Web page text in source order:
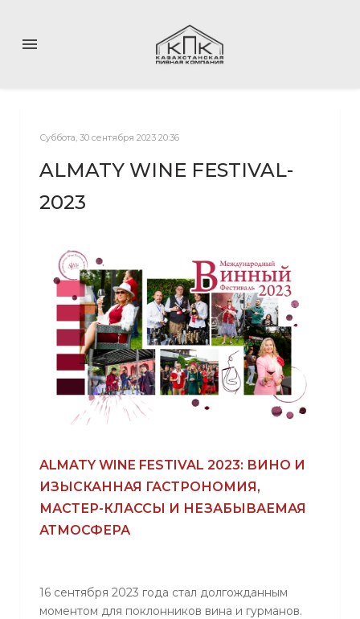
menu
Суббота, 30 сентября 2023 20:36
ALMATY WINE FESTIVAL-
2023
ALMATY WINE FESTIVAL 2023: ВИНО И
ИЗЫСКАННАЯ ГАСТРОНОМИЯ,
МАСТЕР-КЛАССЫ И НЕЗАБЫВАЕМАЯ
АТМОСФЕРА
16 сентября 2023 года стал долгожданным
моментом для поклонников вина и гурманов.